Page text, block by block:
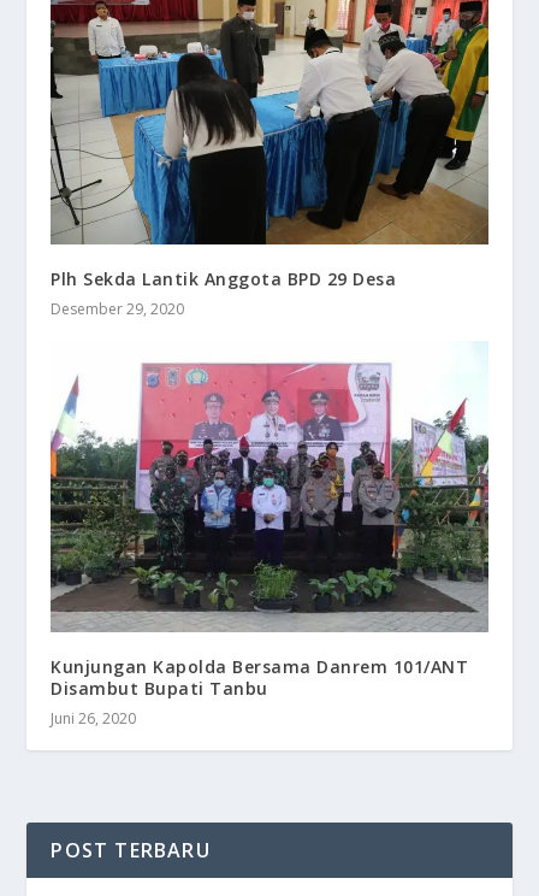
Plh Sekda Lantik Anggota BPD 29 Desa
Desember 29, 2020
Kunjungan Kapolda Bersama Danrem 101/ANT
Disambut Bupati Tanbu
Juni 26, 2020
POST TERBARU